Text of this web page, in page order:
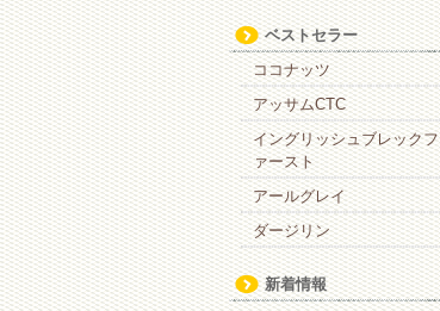
ベストセラー
ココナッツ
アッサムCTC
イングリッシュブレックフ
ァースト
アールグレイ
ダージリン
新着情報